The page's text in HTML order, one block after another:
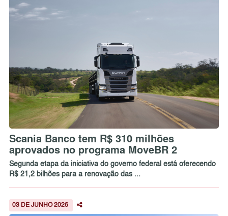
Scania Banco tem R$ 310 milhões
aprovados no programa MoveBR 2
Segunda etapa da iniciativa do governo federal está oferecendo
R$ 21,2 bilhões para a renovação das ...
03 DE JUNHO 2026